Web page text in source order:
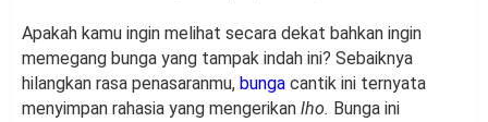
Apakah kamu ingin melihat secara dekat bahkan ingin
memegang bunga yang tampak indah ini? Sebaiknya
hilangkan rasa penasaranmu, bunga cantik ini ternyata
menyimpan rahasia yang mengerikan lho. Bunga ini